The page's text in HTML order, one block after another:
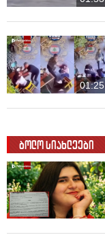
01:25
ბოლო სიახლეები